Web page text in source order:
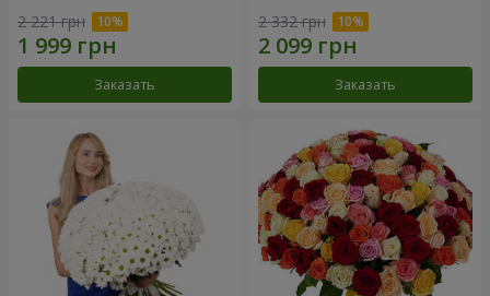
2 221 грн
Заказать
2 332 грн
Заказать